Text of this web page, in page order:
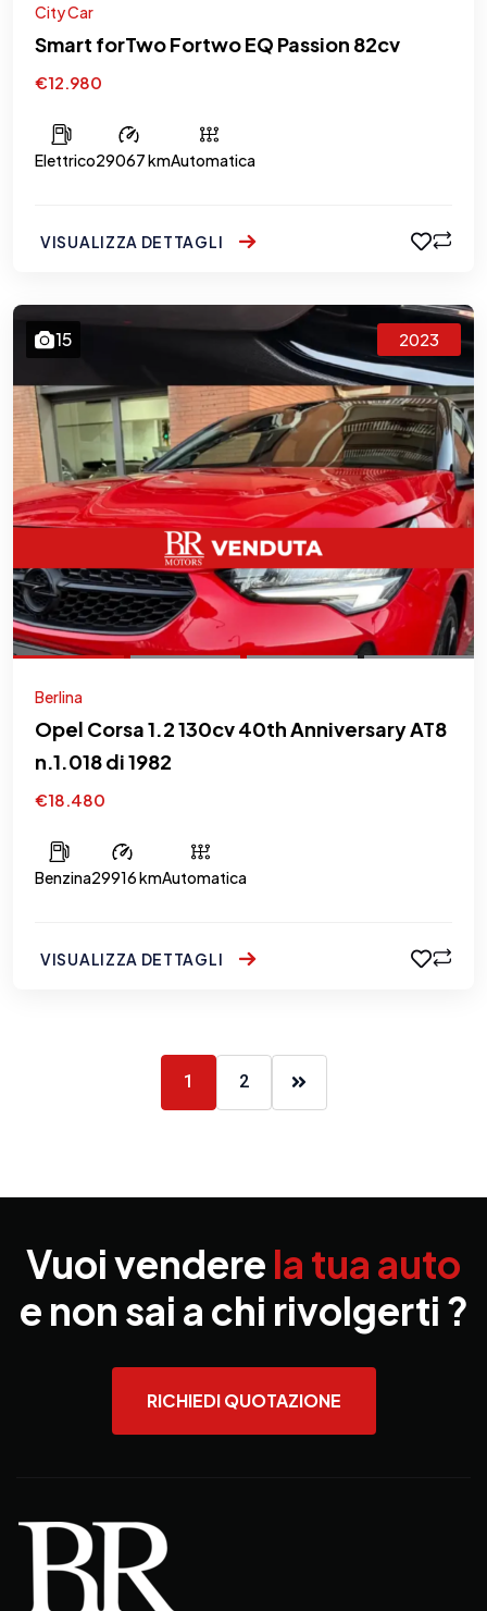
City Car
Smart forTwo Fortwo EQ Passion 82cv
€12.980
Elettrico29067 kmAutomatica
VISUALIZZA DETTAGLI
15 2023
Berlina
Opel Corsa 1.2 130cv 40th Anniversary AT8
n.1.018 di 1982
€18.480
Benzina29916 kmAutomatica
VISUALIZZA DETTAGLI
1 2
Vuoi vendere la tua auto
e non sai a chi rivolgerti ?
RICHIEDI QUOTAZIONE